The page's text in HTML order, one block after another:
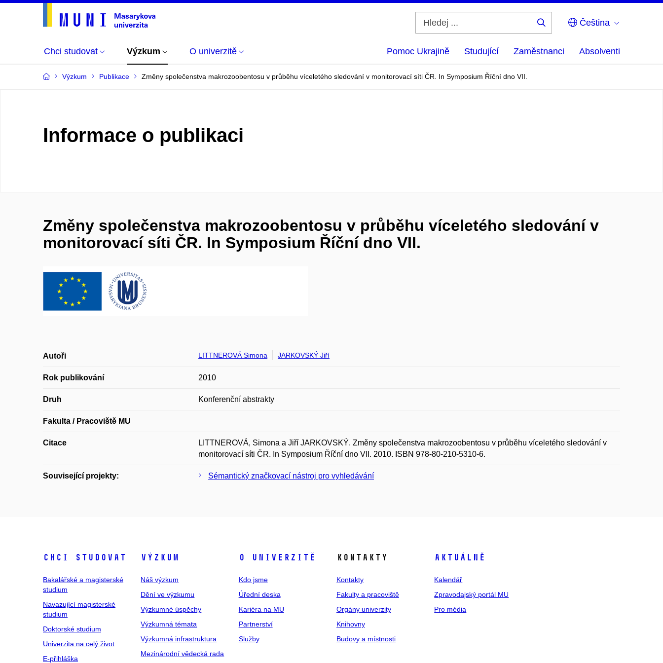
Čeština
Chci studovat Výzkum O univerzitě Pomoc Ukrajině Studující Zaměstnanci Absolventi
Výzkum Publikace Změny společenstva makrozoobentosu v průběhu víceletého sledování v monitorovací síti ČR. In Symposium Říční dno VII.
Informace o publikaci
Změny společenstva makrozoobentosu v průběhu víceletého sledování v
monitorovací síti ČR. In Symposium Říční dno VII.
Autoři LITTNEROVÁ Simona JARKOVSKÝ Jiří
Rok publikování 2010
Druh Konferenční abstrakty
Fakulta / Pracoviště MU
Citace
LITTNEROVÁ, Simona a Jiří JARKOVSKÝ. Změny společenstva makrozoobentosu v průběhu víceletého sledování v
monitorovací síti ČR. In Symposium Říční dno VII. 2010. ISBN 978-80-210-5310-6.
Související projekty: Sémantický značkovací nástroj pro vyhledávání
Chci studovat
Bakalářské a magisterské
studium
Navazující magisterské
studium
Doktorské studium
Univerzita na celý život
E-přihláška
Výzkum
Náš výzkum
Dění ve výzkumu
Výzkumné úspěchy
Výzkumná témata
Výzkumná infrastruktura
Mezinárodní vědecká rada
O univerzitě
Kdo jsme
Úřední deska
Kariéra na MU
Partnerství
Služby
Kontakty
Kontakty
Fakulty a pracoviště
Orgány univerzity
Knihovny
Budovy a místnosti
Aktuálně
Kalendář
Zpravodajský portál MU
Pro média